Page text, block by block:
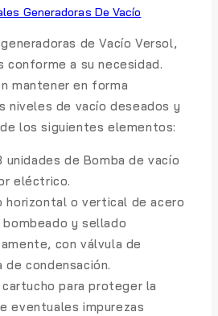
Generadoras De Vacío
de Vacío Versol,
conforme a su necesidad.
mantener en forma
niveles de vacío deseados y
los siguientes elementos:
unidades de Bomba de vacío
eléctrico.
horizontal o vertical de acero
y sellado
con válvula de
de condensación.
para proteger la
eventuales impurezas